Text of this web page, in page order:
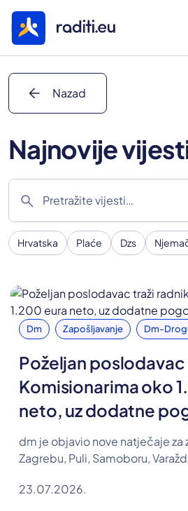
arrow_back Nazad
Najnovije
search
Hrvatska Plaće Dzs
Dm Zapošljavanje Dm-
Poželjan
Komisionarima oko
neto, uz dodatne
dm je objavio nove natječaje za
Zagrebu, Puli, Samoboru,
farmaceutskog tehničara te
23.07.2026.